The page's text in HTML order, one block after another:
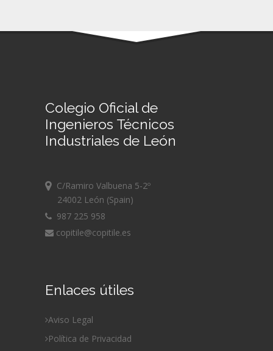
Colegio Oficial de
Ingenieros Técnicos
Industriales de León
C/Ramiro Valbuena 5-2º
24002 León (Spain)
987 225 958
copitile@copitile.es
Enlaces útiles
Aviso Legal
Política de Privacidad